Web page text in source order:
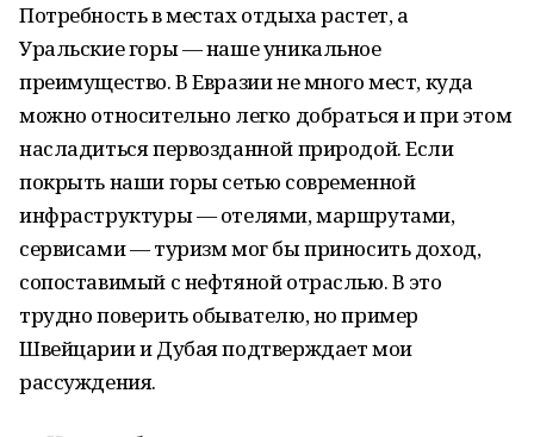
Потребность в местах отдыха растет, а
Уральские горы — наше уникальное
преимущество. В Евразии не много мест, куда
можно относительно легко добраться и при этом
насладиться первозданной природой. Если
покрыть наши горы сетью современной
инфраструктуры — отелями, маршрутами,
сервисами — туризм мог бы приносить доход,
сопоставимый с нефтяной отраслью. В это
трудно поверить обывателю, но пример
Швейцарии и Дубая подтверждает мои
рассуждения.